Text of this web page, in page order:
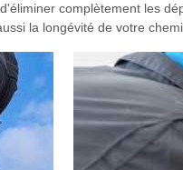
complètement les
la longévité de votre